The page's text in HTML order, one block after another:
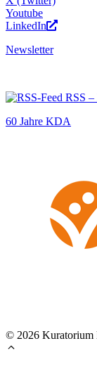
Youtube
LinkedIn
Newsletter
RSS –
60 Jahre KDA
© 2026 Kuratorium